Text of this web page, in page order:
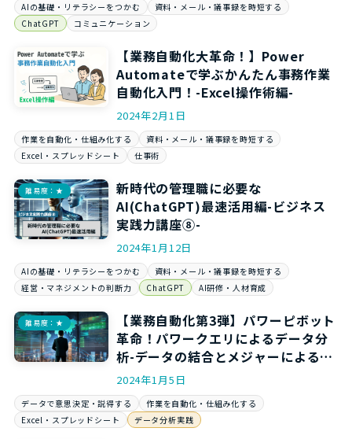
AIの基礎・リテラシーをつかむ
資料・メール・議事録を時短する
ChatGPT
コミュニケーション
【業務自動化大革命！】Power
Automateで学ぶかんたん事務作業
自動化入門！-Excel操作術編-
2024年2月1日
作業を自動化・仕組み化する
資料・メール・議事録を時短する
Excel・スプレッドシート
仕事術
難易度：★
新時代の管理職に必要な
AI(ChatGPT)最速活用編-ビジネス
実践力講座⑧-
2024年1月12日
AIの基礎・リテラシーをつかむ
資料・メール・議事録を時短する
経営・マネジメントの判断力
ChatGPT AI研修・人材育成
難易度：★
【業務自動化第3弾】パワーピボット
革命！パワークエリによるデータ分
析-データの結合とメジャーによる集
計編-
2024年1月5日
データで意思決定・説得する
作業を自動化・仕組み化する
Excel・スプレッドシート
データ分析実践